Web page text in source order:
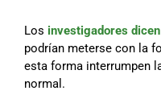
Los investigadores dicen
podrían meterse con la
esta forma interrumpen
normal.